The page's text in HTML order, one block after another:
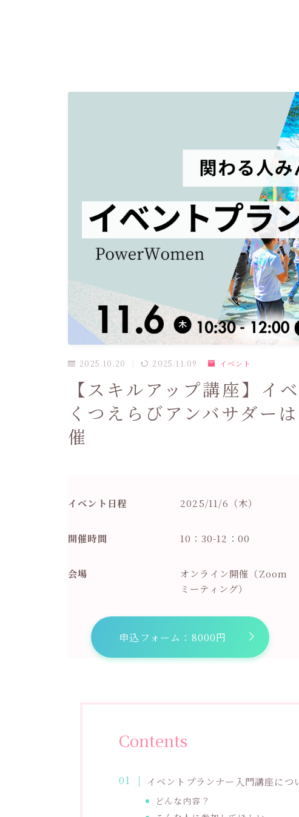
2025.10.20 2025.11.09 イベント
【スキルアップ講座】イ
くつえらびアンバサダー
催
イベント日程 2025/11/6（木）
開催時間 10：30-12：00
会場
オンライン開催（Zoom
ミーティング）
申込フォーム：8000円
Contents
イベントプランナー入門講座につ
どんな内容？